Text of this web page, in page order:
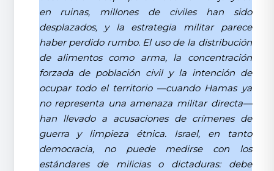
en ruinas, millones de civiles han sido
desplazados, y la estrategia militar parece
haber perdido rumbo. El uso de la distribución
de alimentos como arma, la concentración
forzada de población civil y la intención de
ocupar todo el territorio —cuando Hamas ya
no representa una amenaza militar directa—
han llevado a acusaciones de crímenes de
guerra y limpieza étnica. Israel, en tanto
democracia, no puede medirse con los
estándares de milicias o dictaduras: debe